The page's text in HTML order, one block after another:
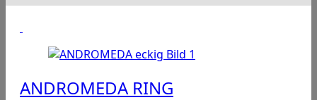
ANDROMEDA RING